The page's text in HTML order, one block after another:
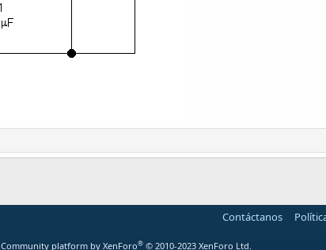
Contáctanos
Community platform by XenForo® © 2010-2023 XenForo Ltd.